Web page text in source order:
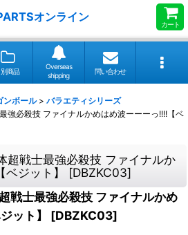
オンライン
カート
別商品
Overseas
shipping
問い合わせ
ンボール > バラエティシリーズ
強必殺技 ファイナルかめはめ波ーーーっ!!!!【ベ
超戦士最強必殺技 ファイナルか
ジット】
[DBZKC03]
戦士最強必殺技 ファイナルかめ
ット】
[DBZKC03]